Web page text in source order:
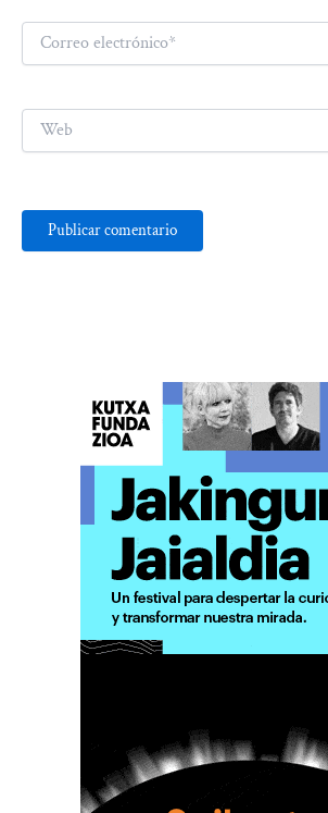
Correo
electrónico*
Web